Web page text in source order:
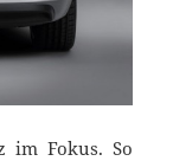
im Fokus. So